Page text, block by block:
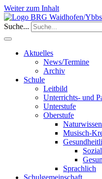
Weiter zum Inhalt
Suche...
Aktuelles
News/Termine
Archiv
Schule
Leitbild
Unterrichts- und
Unterstufe
Oberstufe
Musisch-
Sprachlich
Schulgemeinschaft